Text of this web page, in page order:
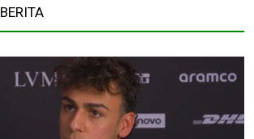
BERITA